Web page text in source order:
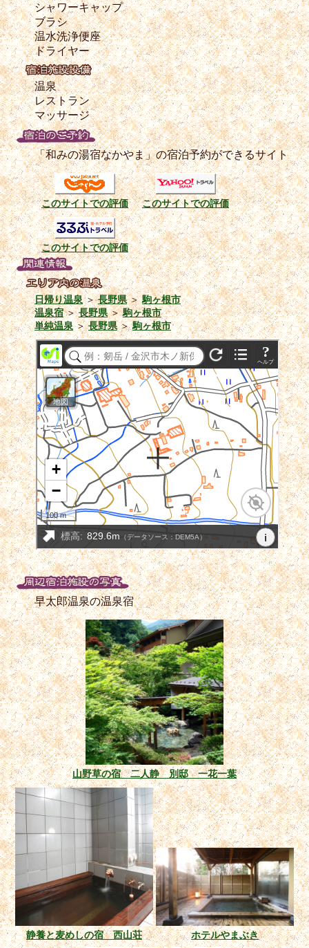
シャワーキャップ
ブラシ
温水洗浄便座
ドライヤー
温泉
レストラン
マッサージ
「和みの湯宿なかやま」の宿泊予約ができるサイト
このサイトでの評価 このサイトでの評価
このサイトでの評価
日帰り温泉＞長野県＞駒ヶ根市
温泉宿＞長野県＞駒ヶ根市
単純温泉＞長野県＞駒ヶ根市
早太郎温泉の温泉宿
山野草の宿 二人静 別邸 一花一葉
静養と麦めしの宿 西山荘 ホテルやまぶき